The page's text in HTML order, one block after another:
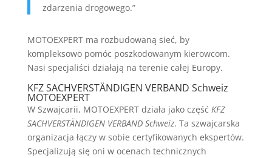
zdarzenia drogowego.”
MOTOEXPERT ma rozbudowaną sieć, by
kompleksowo pomóc poszkodowanym kierowcom.
Nasi specjaliści działają na terenie całej Europy.
KFZ SACHVERSTÄNDIGEN VERBAND Schweiz
MOTOEXPERT
W Szwajcarii, MOTOEXPERT działa jako część KFZ
SACHVERSTÄNDIGEN VERBAND Schweiz. Ta szwajcarska
organizacja łączy w sobie certyfikowanych ekspertów.
Specjalizują się oni w ocenach technicznych